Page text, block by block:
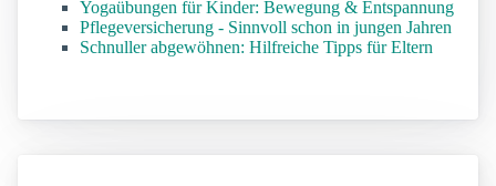
Yogaübungen für Kinder: Bewegung & Entspannung
Pflegeversicherung - Sinnvoll schon in jungen Jahren
Schnuller abgewöhnen: Hilfreiche Tipps für Eltern